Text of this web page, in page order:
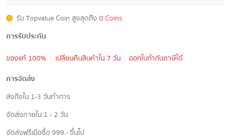
รับ Topvalue Coin สูงสุดถึง 0 Coins
การรับประกัน
ของแท้ 100%
เปลี่ยนคืนสินค้าใน 7 วัน
ออกใบกำกับภาษีได้
การจัดส่ง
ส่งถึงใน 1-3 วันทำการ
จัดส่งภายใน 1 - 2 วัน
จัดส่งฟรีเมื่อซื้อ 999.- ขึ้นไป